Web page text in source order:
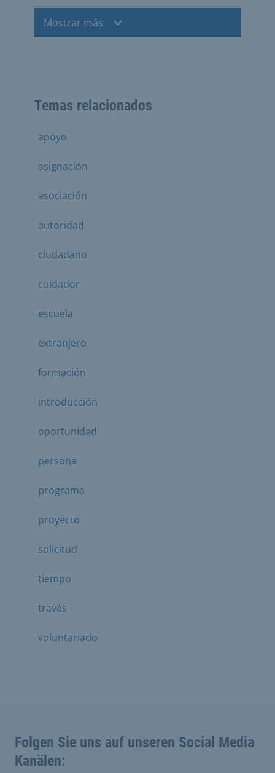
Mostrar más
Temas relacionados
apoyo
asignación
asociación
autoridad
ciudadano
cuidador
escuela
extranjero
formación
introducción
oportunidad
persona
programa
proyecto
solicitud
tiempo
través
voluntariado
Folgen Sie uns auf unseren Social Media
Kanälen: